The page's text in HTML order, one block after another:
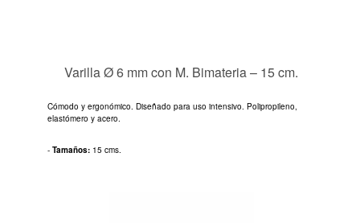
Varilla Ø 6 mm con M. Bimateria – 15 cm.
Cómodo y ergonómico. Diseñado para uso intensivo. Polipropileno,
elastómero y acero.
- Tamaños: 15 cms.